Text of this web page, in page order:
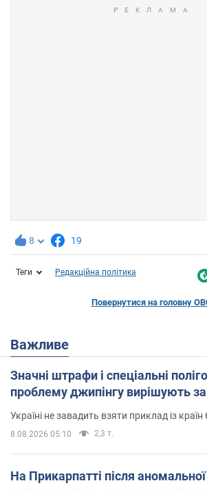
8 19
Теги Редакційна політика
Повернутися на головну
Важливе
Значні штрафи і спеціальні
проблему джипінгу вирішують
Україні не завадить взяти приклад із
8.08.2026 05:10 2,3 т.
На Прикарпатті після